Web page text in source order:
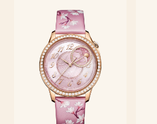
Égérie伊灵女
Égérie伊灵女神系列专为女性设计并致敬女
级制表工艺巧妙融合，以当代审美和历史传
质的迷人魅力。无论以何种标准衡量，伊灵
质天成。
探索系列